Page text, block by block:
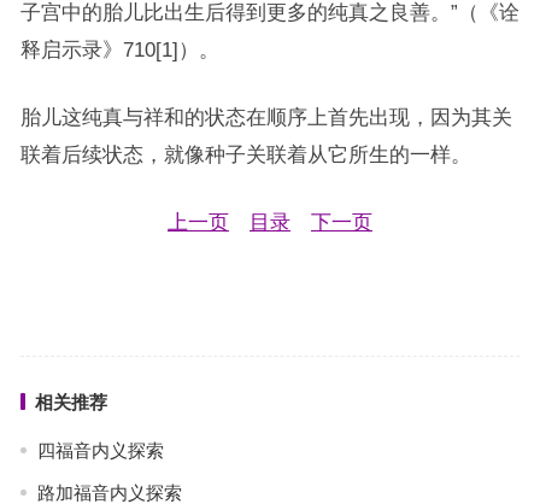
子宫中的胎儿比出生后得到更多的纯真之良善。”（《诠
释启示录》710[1]）。
胎儿这纯真与祥和的状态在顺序上首先出现，因为其关
联着后续状态，就像种子关联着从它所生的一样。
上一页 目录 下一页
相关推荐
四福音内义探索
路加福音内义探索